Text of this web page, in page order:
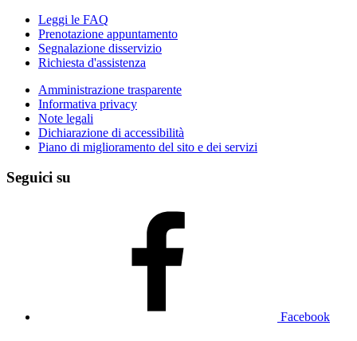
Leggi le FAQ
Prenotazione appuntamento
Segnalazione disservizio
Richiesta d'assistenza
Amministrazione trasparente
Informativa privacy
Note legali
Dichiarazione di accessibilità
Piano di miglioramento del sito e dei servizi
Seguici su
Facebook